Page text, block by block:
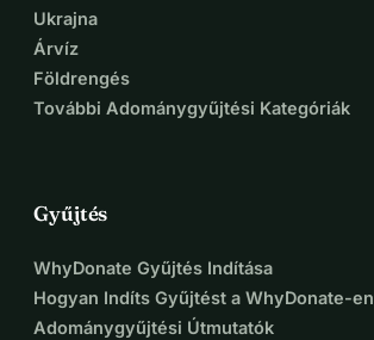
Ukrajna
Árvíz
Földrengés
További Adománygyűjtési Kategóriák
Gyűjtés
WhyDonate Gyűjtés Indítása
Hogyan Indíts Gyűjtést a WhyDonate-en
Adománygyűjtési Útmutatók